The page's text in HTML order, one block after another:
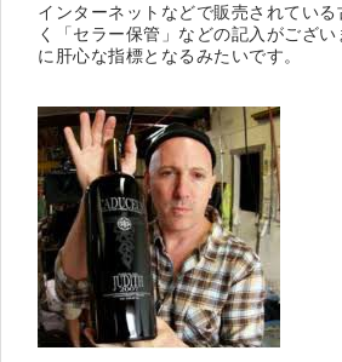
インターネットなどで販売されている
く「セラー保管」などの記入がござ
に肝心な指標となるみたいです。